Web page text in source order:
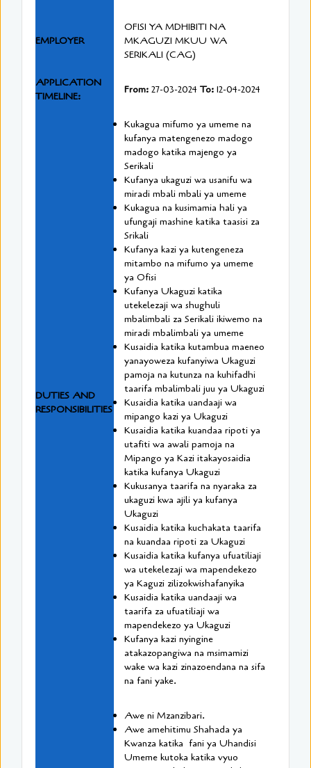
EMPLOYER
OFISI YA MDHIBITI NA
MKAGUZI MKUU WA
SERIKALI (CAG)
APPLICATION
TIMELINE:
From: 27-03-2024 To: 12-04-2024
DUTIES AND
RESPONSIBILITIES
Kukagua mifumo ya umeme na
kufanya matengenezo madogo
madogo katika majengo ya
Serikali
Kufanya ukaguzi wa usanifu wa
miradi mbali mbali ya umeme
Kukagua na kusimamia hali ya
ufungaji mashine katika taasisi za
Srikali
Kufanya kazi ya kutengeneza
mitambo na mifumo ya umeme
ya Ofisi
Kufanya Ukaguzi katika
utekelezaji wa shughuli
mbalimbali za Serikali ikiwemo na
miradi mbalimbali ya umeme
Kusaidia katika kutambua maeneo
yanayoweza kufanyiwa Ukaguzi
pamoja na kutunza na kuhifadhi
taarifa mbalimbali juu ya Ukaguzi
Kusaidia katika uandaaji wa
mipango kazi ya Ukaguzi
Kusaidia katika kuandaa ripoti ya
utafiti wa awali pamoja na
Mipango ya Kazi itakayosaidia
katika kufanya Ukaguzi
Kukusanya taarifa na nyaraka za
ukaguzi kwa ajili ya kufanya
Ukaguzi
Kusaidia katika kuchakata taarifa
na kuandaa ripoti za Ukaguzi
Kusaidia katika kufanya ufuatiliaji
wa utekelezaji wa mapendekezo
ya Kaguzi zilizokwishafanyika
Kusaidia katika uandaaji wa
taarifa za ufuatiliaji wa
mapendekezo ya Ukaguzi
Kufanya kazi nyingine
atakazopangiwa na msimamizi
wake wa kazi zinazoendana na sifa
na fani yake.
Awe ni Mzanzibari.
Awe amehitimu Shahada ya
Kwanza katika fani ya Uhandisi
Umeme kutoka katika vyuo